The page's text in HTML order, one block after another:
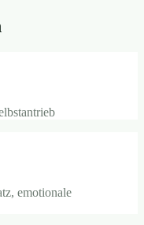
emotionale